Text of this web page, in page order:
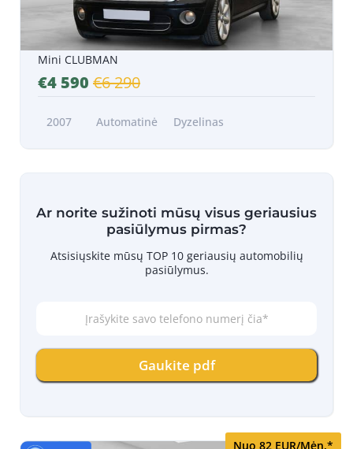
Mini CLUBMAN
€4 590 €6 290
2007 Automatinė Dyzelinas
Ar norite sužinoti mūsų visus geriausius
pasiūlymus pirmas?
Atsisiųskite mūsų TOP 10 geriausių automobilių
pasiūlymus.
š
k
s
Gaukite pdf
Nuo 82 EUR/Mėn.*